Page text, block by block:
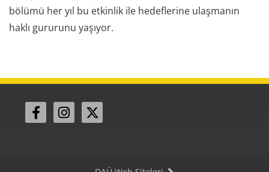
bölümü her yıl bu etkinlik ile hedeflerine ulaşmanın
haklı gururunu yaşıyor.